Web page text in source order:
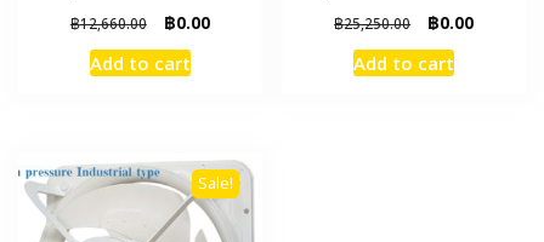
฿12,660.00
Original
price
was:
฿0.00Current
Add to cart
฿25,250.00
Original
price
was:
฿0.00Current
Add to cart
Sale!